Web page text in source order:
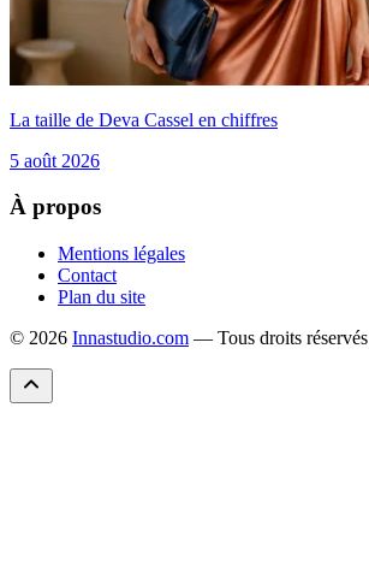
La taille de Deva Cassel en chiffres
5 août 2026
À propos
Mentions légales
Contact
Plan du site
© 2026 Innastudio.com — Tous droits réservés